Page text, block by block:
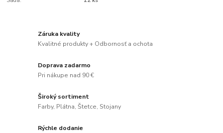
Záruka kvality
Kvalitné produkty + Odbornosť a ochota
Doprava zadarmo
Pri nákupe nad 90 €
Široký sortiment
Farby, Plátna, Štetce, Stojany
Rýchle dodanie